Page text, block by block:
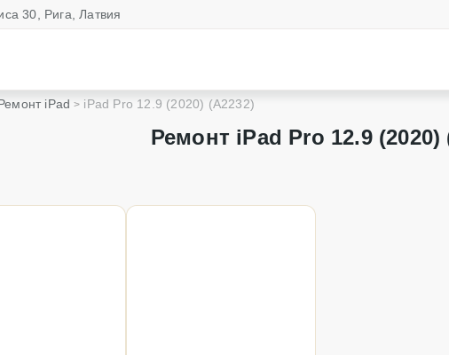
30, Рига, Латвия
iPad iPad Pro 12.9 (2020) (A2232)
Ремонт iPad Pro 12.9 (2020)